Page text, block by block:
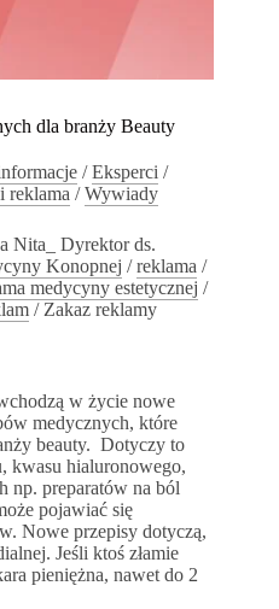
dla branży Beauty
/Eksperci /
reklama /Wywiady
Nita_ Dyrektor ds.
Konopnej /reklama /
medycyny estetycznej /
/ Zakaz reklamy
w życie nowe
medycznych, które
beauty. Dotyczy to
kwasu hialuronowego,
np. preparatów na ból
pojawiać się
Nowe przepisy dotyczą,
Jeśli ktoś złamie
pieniężna, nawet do 2